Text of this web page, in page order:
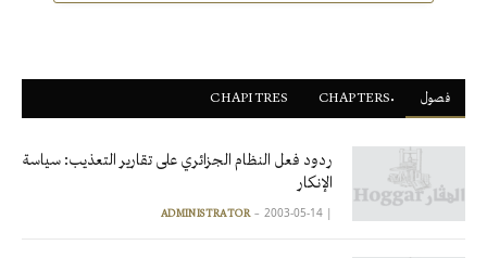
فصول CHAPITRES
ردود فعل النظام الجزائري على تقارير التعذيب: سياسة
الإنكار
|
ADMINISTRATOR 2003-05-14